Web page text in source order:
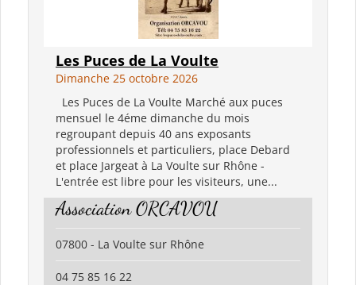
Les Puces de La Voulte
Dimanche 25 octobre 2026
Les Puces de La Voulte Marché aux puces
mensuel le 4éme dimanche du mois
regroupant depuis 40 ans exposants
professionnels et particuliers, place Debard
et place Jargeat à La Voulte sur Rhône -
L'entrée est libre pour les visiteurs, une...
Association ORCAVOU
07800 - La Voulte sur Rhône
04 75 85 16 22